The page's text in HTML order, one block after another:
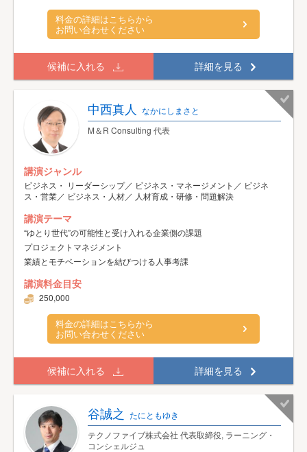
料金の詳細はこちらから
お問い合わせください
候補に入れる 詳細を見る
中西真人
なかにしまさと
M＆R Consulting 代表
講演ジャンル
ビジネス・ リーダーシップ／ ビジネス・マネージメント／ ビジネ
ス・営業／ ビジネス・人材／ 人材育成・研修・問題解決
講演テーマ
“ゆとり世代”の可能性と受け入れる企業側の課題
プロジェクトマネジメント
業績とモチベーションを結びつける人事考課
講演料金目安
250,000
料金の詳細はこちらから
お問い合わせください
候補に入れる 詳細を見る
谷誠之 たにともゆき
テクノファイブ株式会社 代表取締役, ラーニング・
コンシェルジュ